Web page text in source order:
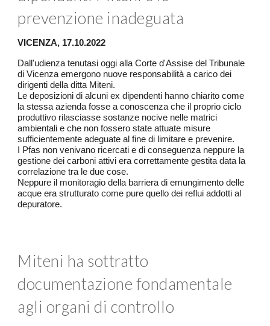
prevenzione inadeguata
VICENZA, 17.10.2022
Dall'udienza tenutasi oggi alla Corte d'Assise del Tribunale
di Vicenza emergono nuove responsabilità a carico dei
dirigenti della ditta Miteni.
Le deposizioni di alcuni ex dipendenti hanno chiarito come
la stessa azienda fosse a conoscenza che il proprio ciclo
produttivo rilasciasse sostanze nocive nelle matrici
ambientali e che non fossero state attuate misure
sufficientemente adeguate al fine di limitare e prevenire.
I Pfas non venivano ricercati e di conseguenza neppure la
gestione dei carboni attivi era correttamente gestita data la
correlazione tra le due cose.
Neppure il monitoragio della barriera di emungimento delle
acque era strutturato come pure quello dei reflui addotti al
depuratore.
Miteni ha sottratto
documentazione fondamentale
agli organi di controllo